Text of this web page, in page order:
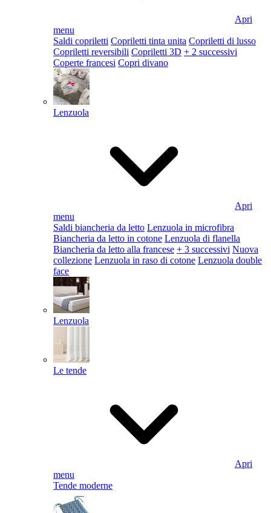
Apri
menu
Saldi copriletti Copriletti tinta unita Copriletti di lusso
Copriletti reversibili Copriletti 3D + 2 successivi
Coperte francesi Copri divano
Lenzuola
Apri
menu
Saldi biancheria da letto Lenzuola in microfibra
Biancheria da letto in cotone Lenzuola di flanella
Biancheria da letto alla francese + 3 successivi Nuova
collezione Lenzuola in raso di cotone Lenzuola double
face
Lenzuola
Le tende
Apri
menu
Tende moderne